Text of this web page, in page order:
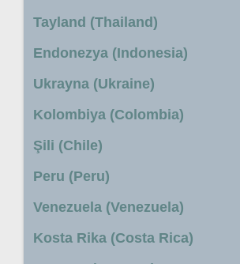
Tayland (Thailand)
Endonezya (Indonesia)
Ukrayna (Ukraine)
Kolombiya (Colombia)
Şili (Chile)
Peru (Peru)
Venezuela (Venezuela)
Kosta Rika (Costa Rica)